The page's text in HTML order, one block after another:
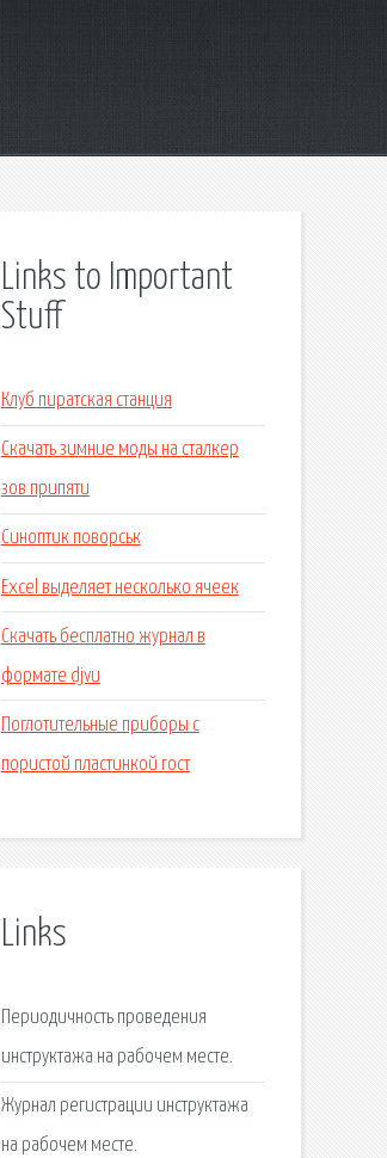
Links to Important
Stuff
Клуб пиратская станция
Скачать зимние моды на сталкер
зов припяти
Синоптик поворськ
Excel выделяет несколько ячеек
Скачать бесплатно журнал в
формате djvu
Поглотительные приборы с
пористой пластинкой гост
Links
Периодичность проведения
инструктажа на рабочем месте.
Журнал регистрации инструктажа
на рабочем месте.